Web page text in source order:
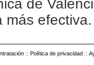
de
más efectiva.
:: Política de privacidad ::